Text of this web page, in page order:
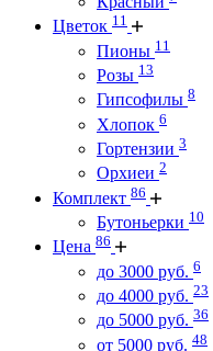
Цветок 11
Пионы 11
Розы 13
Гипсофилы 8
Хлопок 6
Гортензии 3
Орхиеи 2
Комплект 86
Бутоньерки 10
Цена 86
до 3000 руб. 6
до 4000 руб. 23
до 5000 руб. 36
от 5000 руб. 48